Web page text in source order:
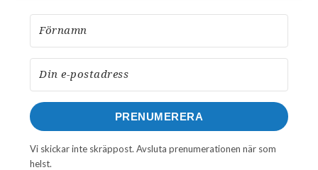
PRENUMERERA
Vi skickar inte skräppost. Avsluta prenumerationen när som
helst.